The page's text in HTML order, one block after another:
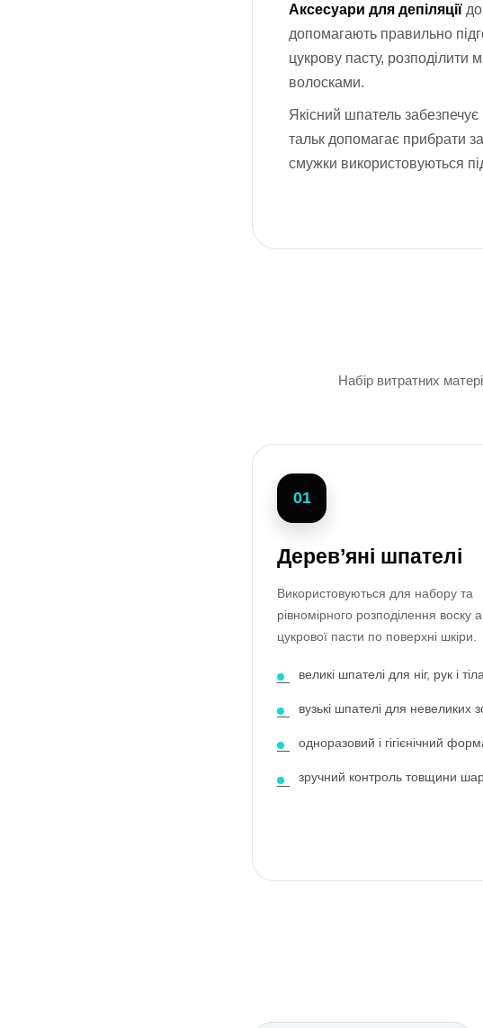
Аксесуари для депіляції
допомагають правильно
цукрову пасту, розподілити
волосками.
Якісний шпатель
тальк допомагає прибрати
смужки використовуються
Набір витратних
01
Дерев’яні шпателі
Використовуються для набору та
рівномірного розподілення воску
цукрової пасти по поверхні шкіри.
великі шпателі для ніг, рук і
вузькі шпателі для невеликих
одноразовий і гігієнічний
зручний контроль товщини